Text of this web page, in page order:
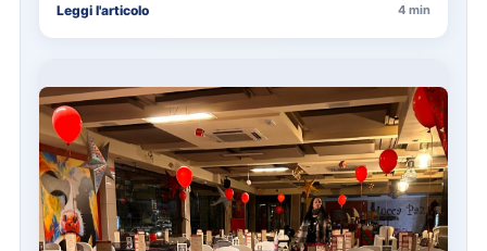
Leggi l'articolo 4 min